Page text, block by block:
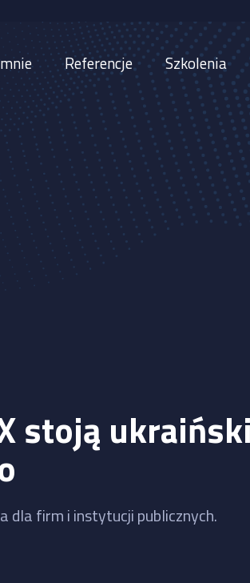
Referencje Szkolenia
stoją
dla firm i instytucji publicznych.